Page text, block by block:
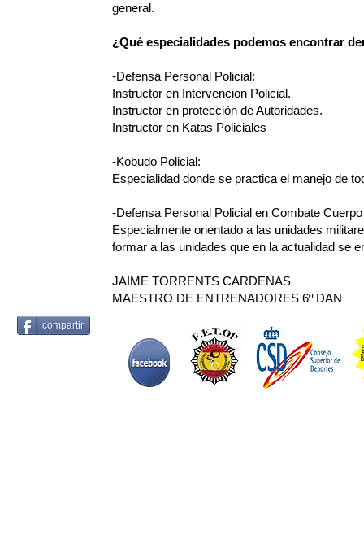
general.
¿Qué especialidades podemos encontrar
-Defensa Personal Policial:
Instructor en Intervencion Policial.
Instructor en protección de Autoridades.
Instructor en Katas Policiales
-Kobudo Policial:
Especialidad donde se practica el manejo de
-Defensa Personal Policial en Combate
Especialmente orientado a las unidades
formar a las unidades que en la actualidad se
JAIME TORRENTS CARDENAS
MAESTRO DE ENTRENADORES 6º DAN
compartir